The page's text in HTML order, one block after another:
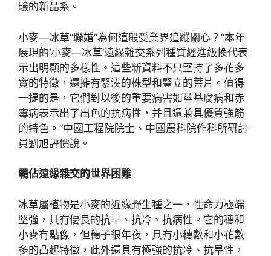
驗的新品系。
小麥—冰草“聯婚”為何這般受業界追蹤關心？“本年
展現的‘小麥—冰草’遠緣雜交系列種質經進級換代表
示出明顯的多樣性。這些新資料不只堅持了多花多
實的特徵，還擁有緊湊的株型和豎立的葉片。值得
一提的是，它們對以後的重要病害如莖基腐病和赤
霉病表示出了出色的抗病性，并且還兼具優質強筋
的特色。”中國工程院院士、中國農科院作科所研討
員劉旭評價說。
霸佔遠緣雜交的世界困難
冰草屬植物是小麥的近緣野生種之一，性命力極端
堅強，具有優良的抗旱、抗冷、抗病性。它的穗和
小麥有點像，但穗子很年夜，具有小穗數和小花數
多的凸起特徵，此外還具有極強的抗冷、抗旱性，